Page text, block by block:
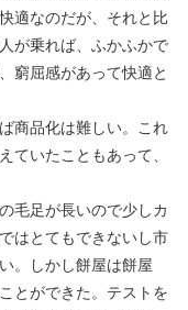
適なのだが、それと比
が乗れば、ふかふかで
窮屈感があって快適と
商品化は難しい。これ
ていたこともあって、
毛足が長いので少しカ
はとてもできないし市
。しかし餅屋は餅屋
とができた。テストを